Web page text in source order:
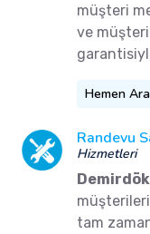
müşteri
ve
Hemen
Randevu
Hizmetleri
tam